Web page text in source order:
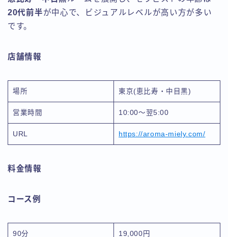
20代前半が中心で、ビジュアルレベルが高い方が多い
です。
店舗情報
場所 東京(恵比寿・中目黒)
営業時間 10:00〜翌5:00
URL https://aroma-miely.com/
料金情報
コース例
90分 19,000円